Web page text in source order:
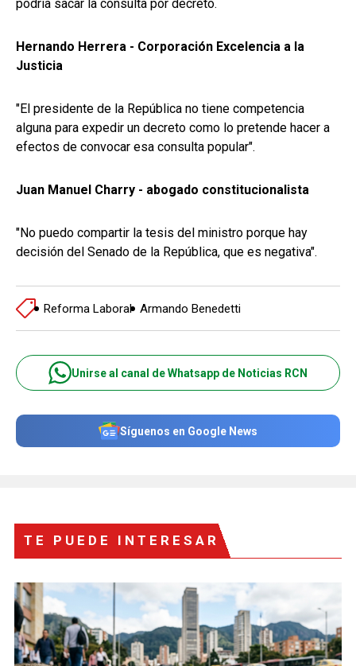
podría sacar la consulta por decreto.
Hernando Herrera - Corporación Excelencia a la
Justicia
"El presidente de la República no tiene competencia
alguna para expedir un decreto como lo pretende hacer a
efectos de convocar esa consulta popular".
Juan Manuel Charry - abogado constitucionalista
"No puedo compartir la tesis del ministro porque hay
decisión del Senado de la República, que es negativa".
Reforma Laboral Armando Benedetti
Unirse al canal de Whatsapp de Noticias RCN
Síguenos en Google News
TE PUEDE INTERESAR